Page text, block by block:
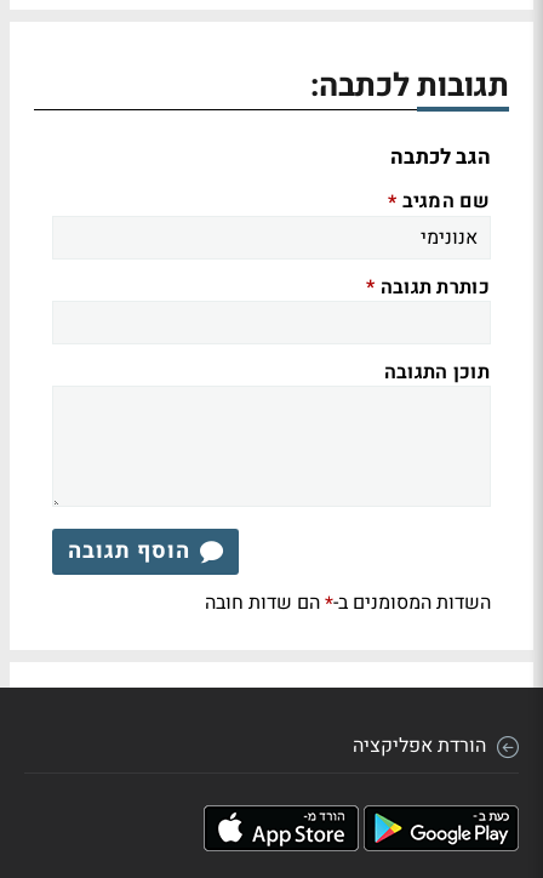
תגובות לכתבה:
הגב לכתבה
שם המגיב *
כותרת תגובה *
תוכן התגובה
הוסף תגובה
השדות המסומנים ב-*הם שדות חובה
הורדת אפליקציה